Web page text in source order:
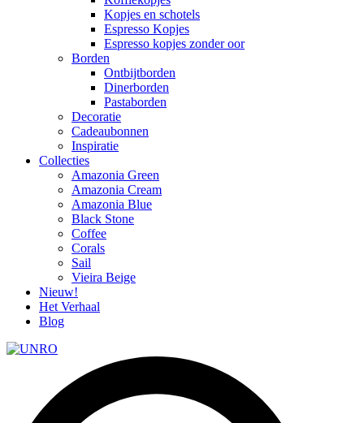
Kopjes en schotels
Espresso Kopjes
Espresso kopjes zonder oor
Borden
Ontbijtborden
Dinerborden
Pastaborden
Decoratie
Cadeaubonnen
Inspiratie
Collecties
Amazonia Green
Amazonia Cream
Amazonia Blue
Black Stone
Coffee
Corals
Sail
Vieira Beige
Nieuw!
Het Verhaal
Blog